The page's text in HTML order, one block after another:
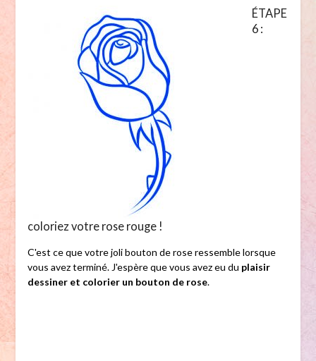
ÉTAPE
6 :
coloriez votre rose rouge !
C'est ce que votre joli bouton de rose ressemble lorsque
vous avez terminé. J'espère que vous avez eu du plaisir
dessiner et colorier un bouton de rose.